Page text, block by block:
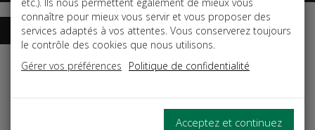
Accueil Dictionnaires Fiscal
Date de parution: Avril 2026
connaître pour mieux vous servir et vous proposer des
services adaptés à vos attentes. Vous conserverez toujours
le contrôle des cookies que nous utilisons.
Gérer vos préférences
Politique de confidentialité
Acceptez et continuez